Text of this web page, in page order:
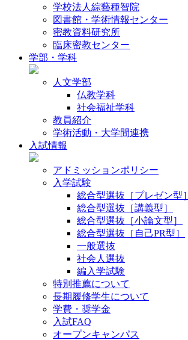
学校法人綜藝種智院
図書館・学術情報センター
密教資料研究所
臨床密教センター
学部・学科
人文学部
仏教学科
社会福祉学科
教員紹介
学術活動・大学間連携
入試情報
アドミッションポリシー
入学試験
総合型選抜［プレゼン型］
総合型選抜［講義型］
総合型選抜［小論文型］
総合型選抜［自己PR型］
一般選抜
社会人選抜
編入学試験
特別推薦について
長期履修学生について
学費・奨学金
入試FAQ
オープンキャンパス